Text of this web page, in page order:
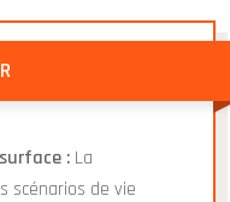
: La
scénarios de vie